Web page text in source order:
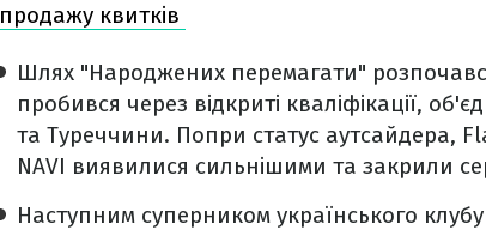
продажу квитків
Шлях "Народжених перемагати"
пробився через відкриті кваліфікації,
та Туреччини. Попри статус аутсайдера,
NAVI виявилися сильнішими та закрили
Наступним суперником українського